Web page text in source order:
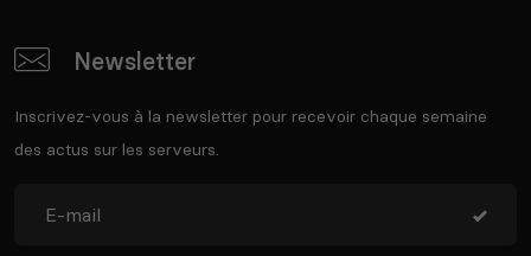
Newsletter
Inscrivez-vous à la newsletter pour recevoir chaque semaine
des actus sur les serveurs.